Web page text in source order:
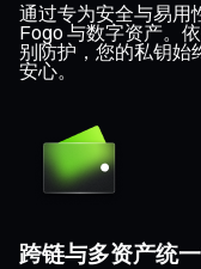
通过专为安全与易用
Fogo 与数字资产。
别防护，您的私钥始
安心。
跨链与多资产统